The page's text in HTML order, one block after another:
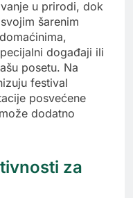
u prirodi, dok
šarenim
događaji ili
posetu. Na
festival
posvećene
dodatno
za